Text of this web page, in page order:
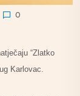
0
“Zlatko
Karlovac.